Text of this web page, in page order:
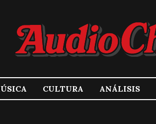
CULTURA ANÁLISIS